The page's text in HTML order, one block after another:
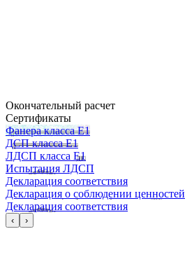
Окончательный расчет
Сертификаты
Фанера класса Е1
ДСП класса Е1
ЛДСП класса Е1
Испытания ЛДСП
Декларация соответствия
Декларация о соблюдении ценностей
Декларация соответствия
‹ ›